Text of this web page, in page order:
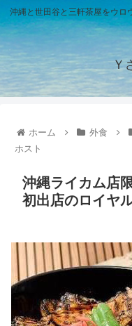
沖縄と世田谷と三軒茶屋をウロ
Ｙ
ホーム 外食
ホスト
沖縄ライカム店
初出店のロイヤ